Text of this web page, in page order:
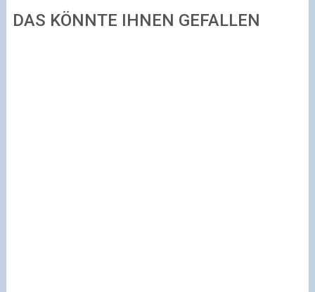
DAS KÖNNTE IHNEN GEFALLEN